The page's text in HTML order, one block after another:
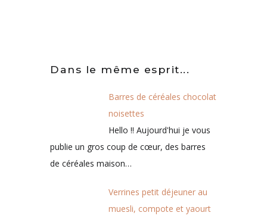
Dans le même esprit...
Barres de céréales chocolat
noisettes
Hello !! Aujourd'hui je vous
publie un gros coup de cœur, des barres
de céréales maison…
Verrines petit déjeuner au
muesli, compote et yaourt